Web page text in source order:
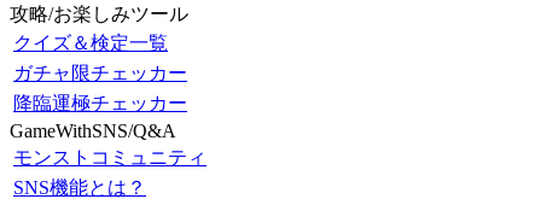
攻略/お楽しみツール
クイズ＆検定一覧
ガチャ限チェッカー
降臨運極チェッカー
GameWithSNS/Q&A
モンストコミュニティ
SNS機能とは？